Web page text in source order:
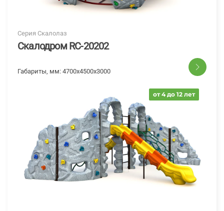
Серия Скалолаз
Скалодром RC-20202
Габариты, мм: 4700х4500х3000
от 4 до 12 лет